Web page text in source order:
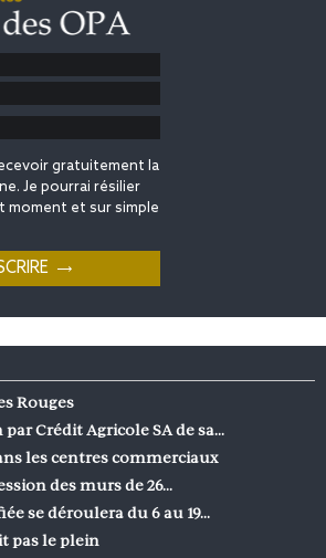
gratuitement la
Je pourrai résilier
moment et sur simple
Rouges
Crédit Agricole SA de sa…
les centres commerciaux
des murs de 26…
se déroulera du 6 au 19…
pas le plein